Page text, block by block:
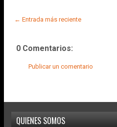
← Entrada más reciente
0 Comentarios:
Publicar un comentario
QUIENES SOMOS